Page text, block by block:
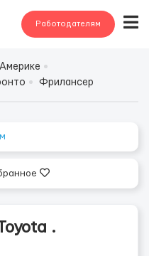
Работодателям
Фрилансер
.